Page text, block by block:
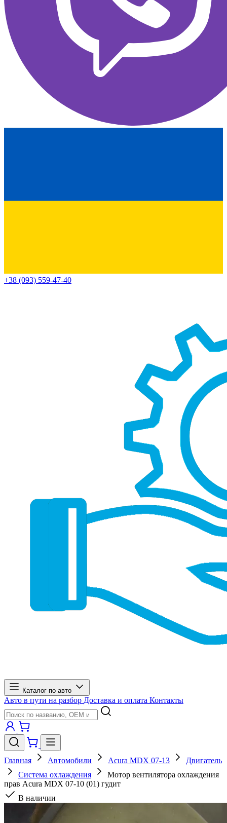
+38 (093) 559-47-40
Каталог по авто
Авто в пути на разбор Доставка и оплата Контакты
Главная Автомобили Acura MDX 07-13
Двигатель
Система охлаждения
Мотор вентилятора охлаждения
прав Acura MDX 07-10 (01) гудит
В наличии